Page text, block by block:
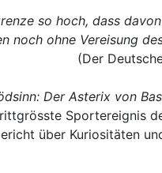
so hoch, dass
noch ohne Vereisung
(Der
Der Asterix von
Sportereignis
über Kuriositäten